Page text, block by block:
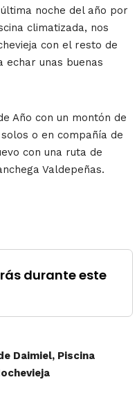
noche del año por
climatizada, nos
con el resto de
echar unas buenas
Año con un montón de
o en compañía de
con una ruta de
Valdepeñas.
durante este
Daimiel, Piscina